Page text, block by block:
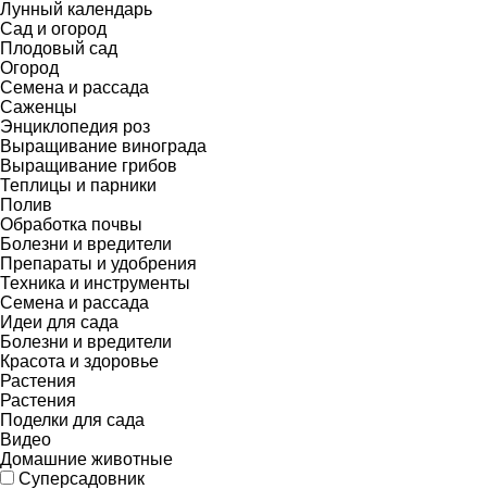
Лунный календарь
Сад и огород
Плодовый сад
Огород
Семена и рассада
Саженцы
Энциклопедия роз
Выращивание винограда
Выращивание грибов
Теплицы и парники
Полив
Обработка почвы
Болезни и вредители
Препараты и удобрения
Техника и инструменты
Семена и рассада
Идеи для сада
Болезни и вредители
Красота и здоровье
Растения
Растения
Поделки для сада
Видео
Домашние животные
Суперсадовник